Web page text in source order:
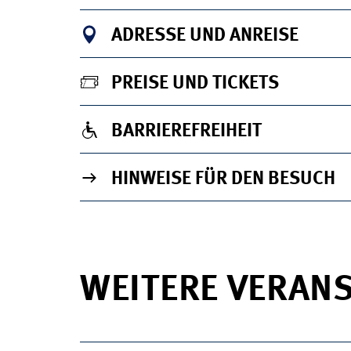
ADRESSE UND ANREISE
PREISE UND TICKETS
BARRIEREFREIHEIT
HINWEISE FÜR DEN BESUCH
WEITERE